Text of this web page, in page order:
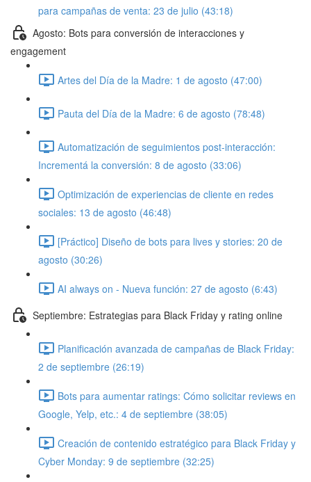
para campañas de venta: 23 de julio (43:18)
Agosto: Bots para conversión de interacciones y
engagement
Artes del Día de la Madre: 1 de agosto (47:00)
Pauta del Día de la Madre: 6 de agosto (78:48)
Automatización de seguimientos post-interacción:
Incrementá la conversión: 8 de agosto (33:06)
Optimización de experiencias de cliente en redes
sociales: 13 de agosto (46:48)
[Práctico] Diseño de bots para lives y stories: 20 de
agosto (30:26)
AI always on - Nueva función: 27 de agosto (6:43)
Septiembre: Estrategias para Black Friday y rating online
Planificación avanzada de campañas de Black Friday:
2 de septiembre (26:19)
Bots para aumentar ratings: Cómo solicitar reviews en
Google, Yelp, etc.: 4 de septiembre (38:05)
Creación de contenido estratégico para Black Friday y
Cyber Monday: 9 de septiembre (32:25)